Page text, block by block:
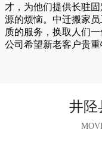
才，为他们提供长驻
源的烦恼。 中迁搬家员
质的服务，换取人们
公司希望新老客户贵重
井陉